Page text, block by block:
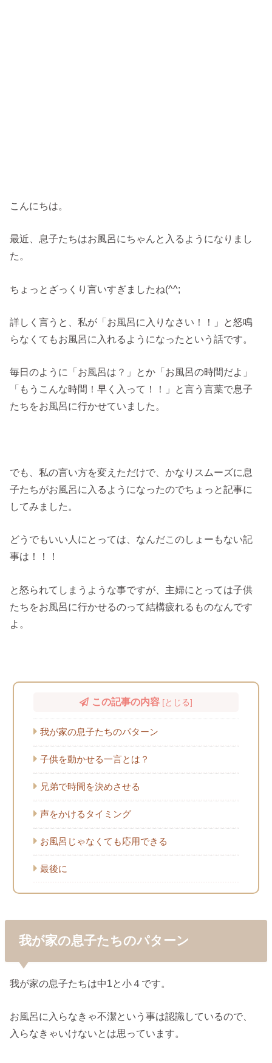
こんにちは。
最近、息子たちはお風呂にちゃんと入るようになりまし
た。
ちょっとざっくり言いすぎましたね(^^;
詳しく言うと、私が「お風呂に入りなさい！！」と怒鳴
らなくてもお風呂に入れるようになったという話です。
毎日のように「お風呂は？」とか「お風呂の時間だよ」
「もうこんな時間！早く入って！！」と言う言葉で息子
たちをお風呂に行かせていました。
でも、私の言い方を変えただけで、かなりスムーズに息
子たちがお風呂に入るようになったのでちょっと記事に
してみました。
どうでもいい人にとっては、なんだこのしょーもない記
事は！！！
と怒られてしまうような事ですが、主婦にとっては子供
たちをお風呂に行かせるのって結構疲れるものなんです
よ。
この記事の内容 [とじる]
我が家の息子たちのパターン
子供を動かせる一言とは？
兄弟で時間を決めさせる
声をかけるタイミング
お風呂じゃなくても応用できる
最後に
我が家の息子たちのパターン
我が家の息子たちは中1と小４です。
お風呂に入らなきゃ不潔という事は認識しているので、
入らなきゃいけないとは思っています。